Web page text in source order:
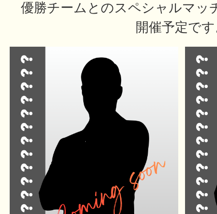
優勝チームとのスペシャルマッ
開催予定で